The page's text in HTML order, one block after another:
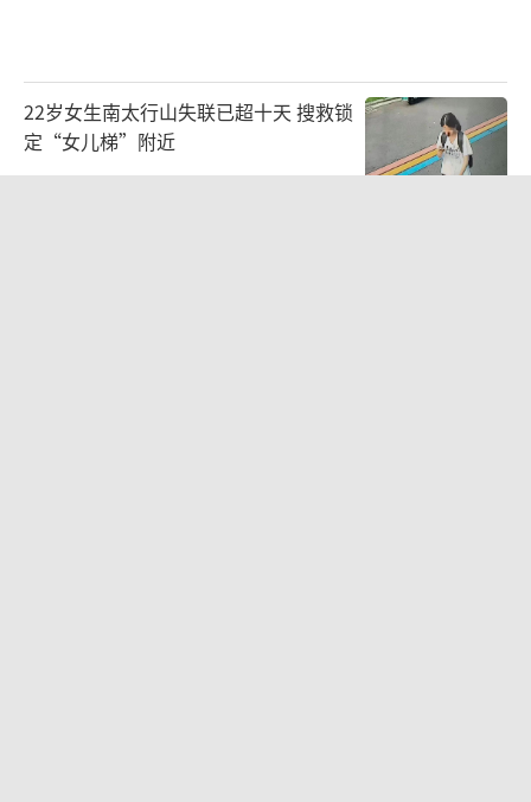
22岁女生南太行山失联已超十天 搜救锁
定“女儿梯”附近
2026-08-06 07:48:10